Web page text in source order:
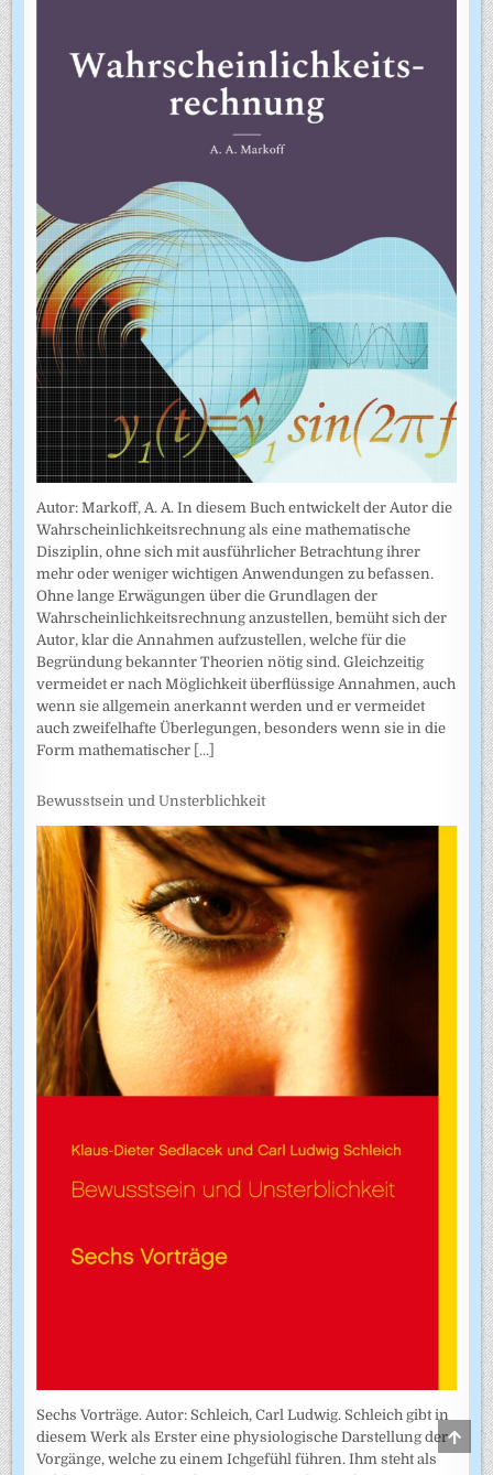
Autor: Markoff, A. A. In diesem Buch entwickelt der Autor die
Wahrscheinlichkeitsrechnung als eine mathematische
Disziplin, ohne sich mit ausführlicher Betrachtung ihrer
mehr oder weniger wichtigen Anwendungen zu befassen.
Ohne lange Erwägungen über die Grundlagen der
Wahrscheinlich­keitsrechnung anzustellen, bemüht sich der
Autor, klar die Annahmen auf­zustellen, welche für die
Begründung bekannter Theorien nötig sind. Gleichzeitig
vermeidet er nach Möglichkeit überflüssige Annahmen, auch
wenn sie allgemein anerkannt werden und er vermeidet
auch zweifel­hafte Überlegungen, besonders wenn sie in die
Form mathematischer [...]
Bewusstsein und Unsterblichkeit
Sechs Vorträge. Autor: Schleich, Carl Ludwig. Schleich gibt in
diesem Werk als Erster eine physiologische Darstellung der
Vorgänge, welche zu einem Ichgefühl führen. Ihm steht als
TO
TOP